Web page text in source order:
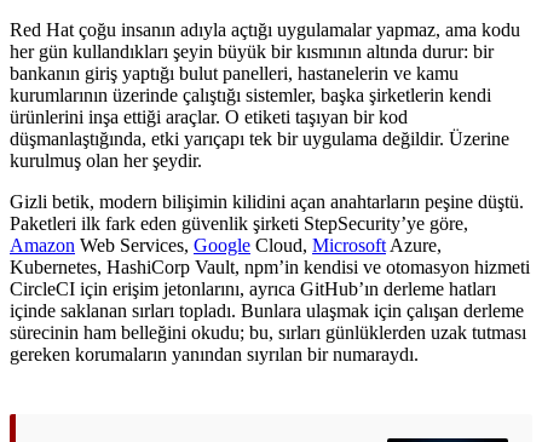
Red Hat çoğu insanın adıyla açtığı uygulamalar yapmaz, ama kodu
her gün kullandıkları şeyin büyük bir kısmının altında durur: bir
bankanın giriş yaptığı bulut panelleri, hastanelerin ve kamu
kurumlarının üzerinde çalıştığı sistemler, başka şirketlerin kendi
ürünlerini inşa ettiği araçlar. O etiketi taşıyan bir kod
düşmanlaştığında, etki yarıçapı tek bir uygulama değildir. Üzerine
kurulmuş olan her şeydir.
Gizli betik, modern bilişimin kilidini açan anahtarların peşine düştü.
Paketleri ilk fark eden güvenlik şirketi StepSecurity’ye göre,
Amazon Web Services, Google Cloud, Microsoft Azure,
Kubernetes, HashiCorp Vault, npm’in kendisi ve otomasyon hizmeti
CircleCI için erişim jetonlarını, ayrıca GitHub’ın derleme hatları
içinde saklanan sırları topladı. Bunlara ulaşmak için çalışan derleme
sürecinin ham belleğini okudu; bu, sırları günlüklerden uzak tutması
gereken korumaların yanından sıyrılan bir numaraydı.